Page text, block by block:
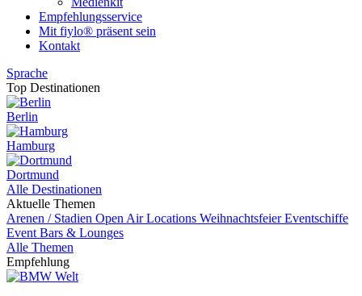
Empfehlungsservice
Mit fiylo® präsent sein
Kontakt
Sprache
Top Destinationen
Berlin
Hamburg
Dortmund
Alle Destinationen
Aktuelle Themen
Arenen / Stadien Open Air Locations WeihnachtsfeierEventschiffe
Event Bars & Lounges
Alle Themen
Empfehlung